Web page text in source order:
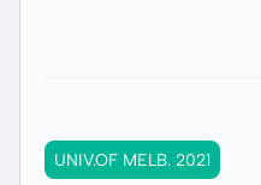
UNIV.OF MELB. 2021